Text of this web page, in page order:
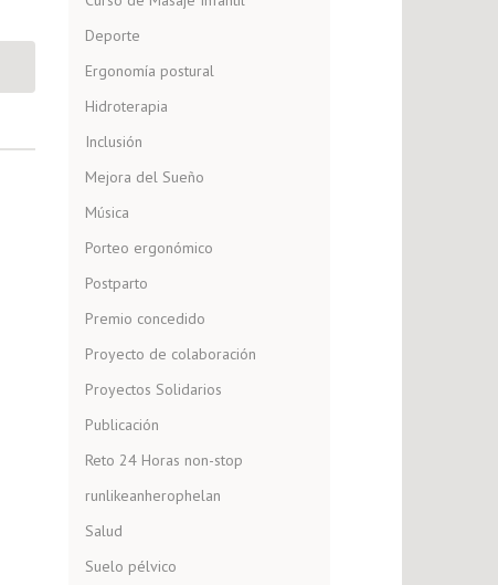
Deporte
Ergonomía postural
Hidroterapia
Inclusión
Mejora del Sueño
Música
Porteo ergonómico
Postparto
Premio concedido
Proyecto de colaboración
Proyectos Solidarios
Publicación
Reto 24 Horas non-stop
runlikeanherophelan
Salud
Suelo pélvico